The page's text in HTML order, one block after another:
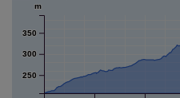
250
300
350
m